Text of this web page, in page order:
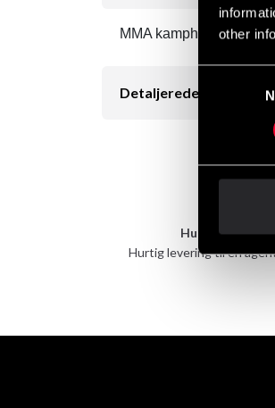
other
Selection
MMA kamphandske /
Detaljerede
Hurtig levering
Hurtig levering til en